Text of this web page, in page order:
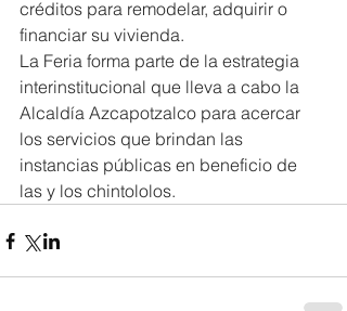
créditos para remodelar, adquirir o
financiar su vivienda.
La Feria forma parte de la estrategia
interinstitucional que lleva a cabo la
Alcaldía Azcapotzalco para acercar
los servicios que brindan las
instancias públicas en beneficio de
las y los chintololos.